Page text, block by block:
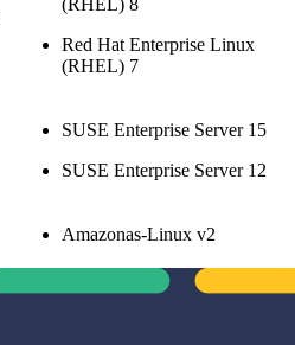
Red Hat Enterprise Linux
(RHEL) 7
SUSE Enterprise Server 15
SUSE Enterprise Server 12
Amazonas-Linux v2